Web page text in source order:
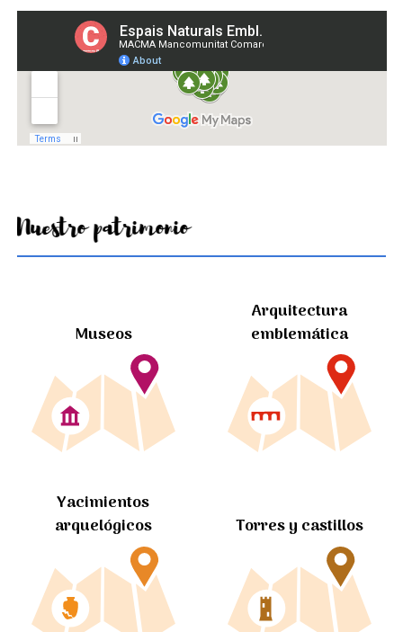
Nuestro patrimonio
Museos
Arquitectura
emblemática
Yacimientos
arquelógicos
Torres y castillos